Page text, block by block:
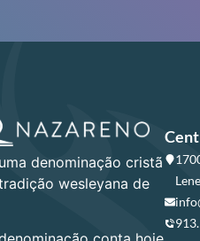
denominação cristã
wesleyana de